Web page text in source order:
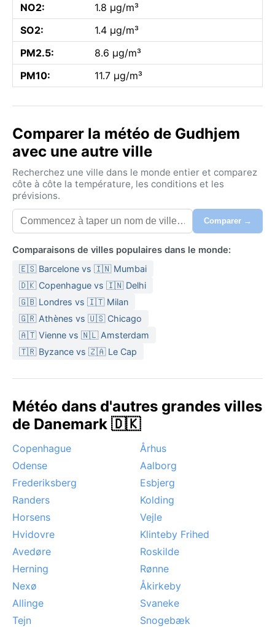
NO2:
1.8 µg/m³
SO2:
1.4 µg/m³
PM2.5:
8.6 µg/m³
PM10:
11.7 µg/m³
Comparer la météo de Gudhjem
avec une autre ville
Recherchez une ville dans le monde entier et comparez
côte à côte la température, les conditions et les
prévisions.
Comparer →
Comparaisons de villes populaires dans le monde:
🇪🇸 Barcelone vs 🇮🇳 Mumbai
🇩🇰 Copenhague vs 🇮🇳 Delhi
🇬🇧 Londres vs 🇮🇹 Milan
🇬🇷 Athènes vs 🇺🇸 Chicago
🇦🇹 Vienne vs 🇳🇱 Amsterdam
🇹🇷 Byzance vs 🇿🇦 Le Cap
Météo dans d'autres grandes villes
de Danemark 🇩🇰
Copenhague
Århus
Odense
Aalborg
Frederiksberg
Esbjerg
Randers
Kolding
Horsens
Vejle
Hvidovre
Klinteby Frihed
Avedøre
Roskilde
Herning
Rønne
Nexø
Åkirkeby
Allinge
Svaneke
Tejn
Snogebæk